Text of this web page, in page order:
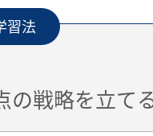
習法
の戦略を立て